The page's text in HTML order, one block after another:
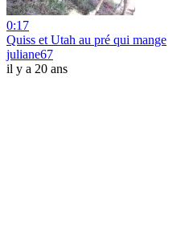
0:17
Quiss et Utah au pré qui mange
juliane67
il y a 20 ans